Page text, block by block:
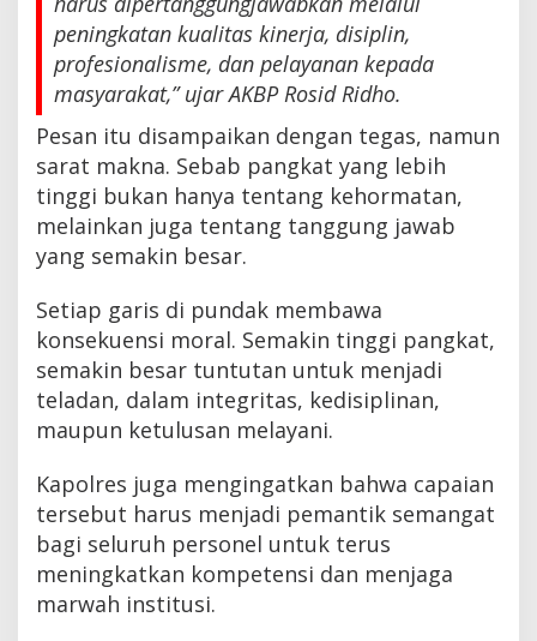
peningkatan kualitas kinerja, disiplin,
profesionalisme, dan pelayanan kepada
masyarakat,” ujar AKBP Rosid Ridho.
Pesan itu disampaikan dengan tegas, namun
sarat makna. Sebab pangkat yang lebih
tinggi bukan hanya tentang kehormatan,
melainkan juga tentang tanggung jawab
yang semakin besar.
Setiap garis di pundak membawa
konsekuensi moral. Semakin tinggi pangkat,
semakin besar tuntutan untuk menjadi
teladan, dalam integritas, kedisiplinan,
maupun ketulusan melayani.
Kapolres juga mengingatkan bahwa capaian
tersebut harus menjadi pemantik semangat
bagi seluruh personel untuk terus
meningkatkan kompetensi dan menjaga
marwah institusi.